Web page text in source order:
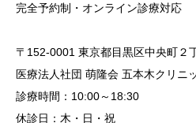
完全予約制・オンライン診療対応
〒152-0001 東京都目黒区中央町２
医療法人社団 萌隆会 五本木クリニ
診療時間：10:00～18:30
休診日：木・日・祝